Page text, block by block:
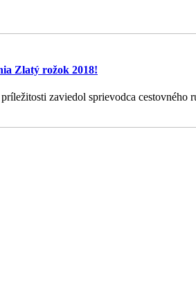
Zlatý rožok 2018!
zaviedol sprievodca cestovného